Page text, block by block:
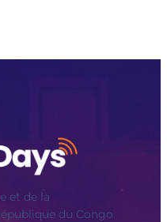
et de la
du Congo.